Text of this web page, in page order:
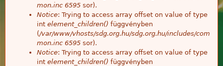
mon.inc 6595 sor).
Notice: Trying to access array offset on value of type
int element_children() függvényben
(/var/www/vhosts/sdg.org.hu/sdg.org.hu/includes/com
mon.inc 6595 sor).
Notice: Trying to access array offset on value of type
int element_children() függvényben